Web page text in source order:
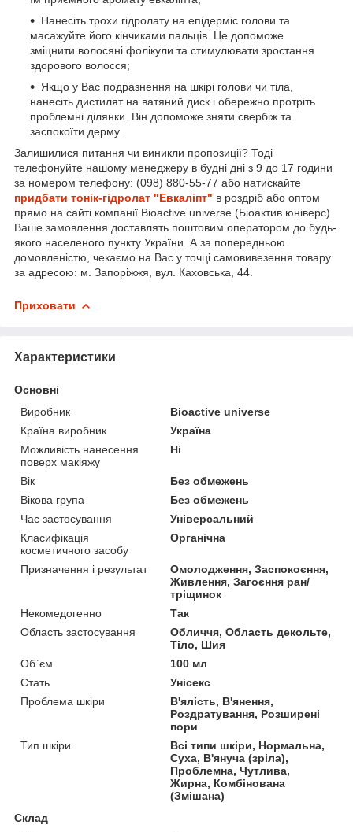
Нанесіть трохи гідролату на епідерміс голови та
масажуйте його кінчиками пальців. Це допоможе
зміцнити волосяні фолікули та стимулювати зростання
здорового волосся;
Якщо у Вас подразнення на шкірі голови чи тіла,
нанесіть дистилят на ватяний диск і обережно протріть
проблемні ділянки. Він допоможе зняти свербіж та
заспокоїти дерму.
Залишилися питання чи виникли пропозиції? Тоді
телефонуйте нашому менеджеру в будні дні з 9 до 17 години
за номером телефону: (098) 880-55-77 або натискайте
придбати тонік-гідролат "Евкаліпт" в роздріб або оптом
прямо на сайті компанії Bioactive universe (Біоактив юніверс).
Ваше замовлення доставлять поштовим оператором до будь-
якого населеного пункту України. А за попередньою
домовленістю, чекаємо на Вас у точці самовивезення товару
за адресою: м. Запоріжжя, вул. Каховська, 44.
Приховати
Характеристики
Основні
Виробник
Bioactive universe
Країна виробник
Україна
Можливість нанесення
поверх макіяжу
Ні
Вік
Без обмежень
Вікова група
Без обмежень
Час застосування
Універсальний
Класифікація
косметичного засобу
Органічна
Призначення і результат
Омолодження, Заспокоєння,
Живлення, Загоєння ран/
тріщинок
Некомедогенно
Так
Область застосування
Обличчя, Область декольте,
Тіло, Шия
Об`єм
100 мл
Стать
Унісекс
Проблема шкіри
В'ялість, В'янення,
Роздратування, Розширені
пори
Тип шкіри
Всі типи шкіри, Нормальна,
Суха, В'януча (зріла),
Проблемна, Чутлива,
Жирна, Комбінована
(Змішана)
Склад